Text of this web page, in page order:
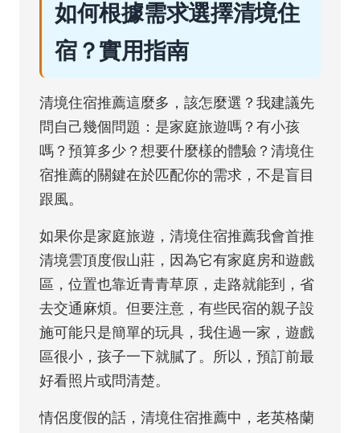
如何根據需求選擇清境住
宿？實用指南
清境住宿推薦這麼多，該怎麼選？我建議先
問自己幾個問題：是家庭旅遊嗎？有小孩
嗎？預算多少？想要什麼樣的體驗？清境住
宿推薦的關鍵在於匹配你的需求，不是盲目
跟風。
如果你是家庭旅遊，清境住宿推薦我會首推
清境雲頂度假山莊，因為它有家庭房和遊戲
區，位置也靠近青青草原，走路就能到，省
去交通麻煩。但要注意，有些民宿的親子設
施可能只是簡單的玩具，我住過一家，遊戲
區很小，孩子一下就膩了。所以，預訂前最
好看照片或問清楚。
情侶度假的話，清境住宿推薦中，老英格蘭